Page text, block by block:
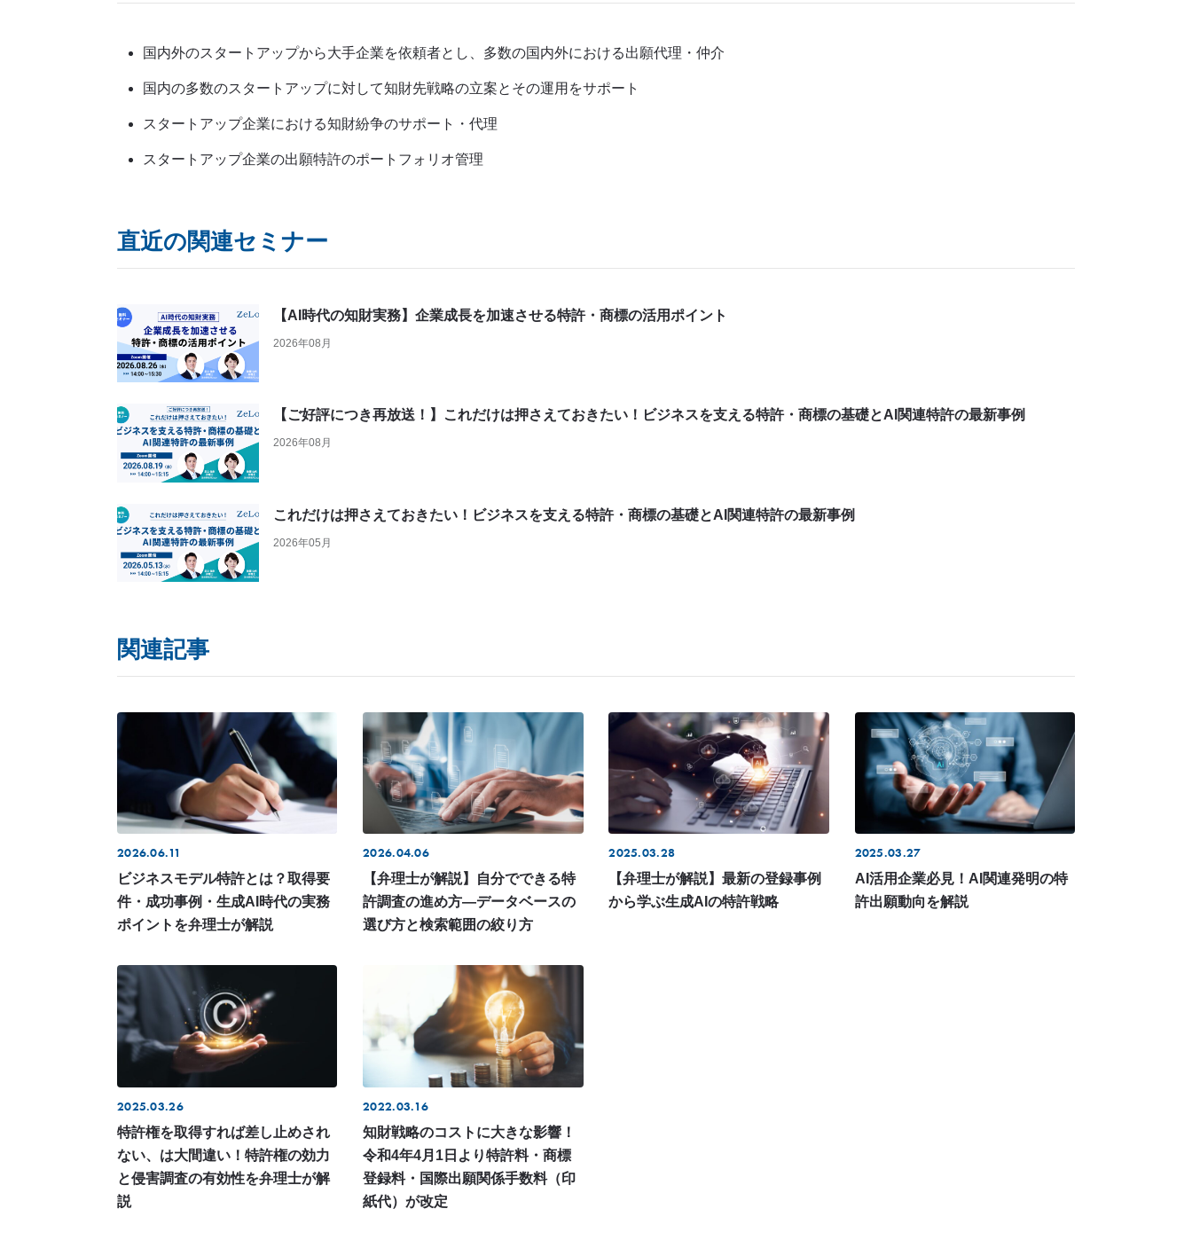
国内外のスタートアップから大手企業を依頼者とし、多数の国内外における出願代理・仲介
国内の多数のスタートアップに対して知財先戦略の立案とその運用をサポート
スタートアップ企業における知財紛争のサポート・代理
スタートアップ企業の出願特許のポートフォリオ管理
直近の関連セミナー
【AI時代の知財実務】企業成長を加速させる特許・商標の活用ポイント
2026年08月
【ご好評につき再放送！】これだけは押さえておきたい！ビジネスを支える特許・商標の基礎とAI関連特許の最新事例
2026年08月
これだけは押さえておきたい！ビジネスを支える特許・商標の基礎とAI関連特許の最新事例
2026年05月
関連記事
2026.06.11
ビジネスモデル特許とは？取得要
件・成功事例・生成AI時代の実務
ポイントを弁理士が解説
2026.04.06
【弁理士が解説】自分でできる特
許調査の進め方―データベースの
選び方と検索範囲の絞り方
2025.03.28
【弁理士が解説】最新の登録事例
から学ぶ生成AIの特許戦略
2025.03.27
AI活用企業必見！AI関連発明の特
許出願動向を解説
2025.03.26
特許権を取得すれば差し止めされ
ない、は大間違い！特許権の効力
と侵害調査の有効性を弁理士が解
説
2022.03.16
知財戦略のコストに大きな影響！
令和4年4月1日より特許料・商標
登録料・国際出願関係手数料（印
紙代）が改定